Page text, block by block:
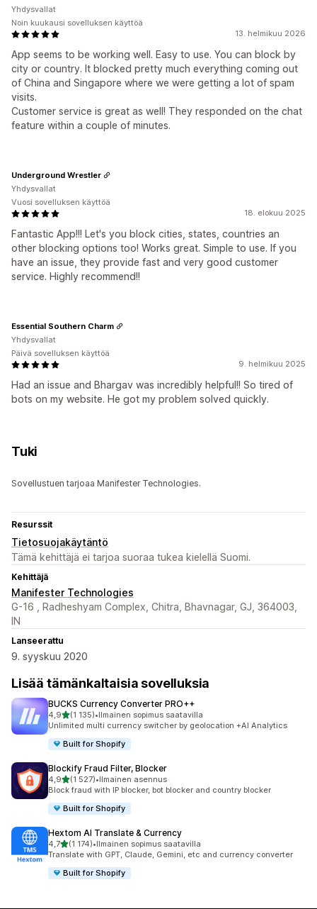
13. helmikuu 2026
App seems to be working well. Easy to use. You can block by
city or country. It blocked pretty much everything coming out
of China and Singapore where we were getting a lot of spam
visits.
Customer service is great as well! They responded on the chat
feature within a couple of minutes.
Yhdysvallat
Noin kuukausi sovelluksen käyttöä
18. elokuu 2025
Fantastic App!!! Let's you block cities, states, countries an
other blocking options too! Works great. Simple to use. If you
have an issue, they provide fast and very good customer
service. Highly recommend!!
Underground Wrestler
Yhdysvallat
Vuosi sovelluksen käyttöä
9. helmikuu 2025
Had an issue and Bhargav was incredibly helpful!! So tired of
bots on my website. He got my problem solved quickly.
Essential Southern Charm
Yhdysvallat
Päivä sovelluksen käyttöä
Tuki
Sovellustuen tarjoaa Manifester Technologies.
Resurssit
Tietosuojakäytäntö
Tämä kehittäjä ei tarjoa suoraa tukea kielellä Suomi.
Kehittäjä
Manifester Technologies
G-16 , Radheshyam Complex, Chitra, Bhavnagar, GJ, 364003,
IN
Lanseerattu
9. syyskuu 2020
Lisää tämänkaltaisia sovelluksia
BUCKS Currency Converter PRO++
4,9/ 5 tähteä
(1 135)
1135 arvostelua yhteensä
•Ilmainen sopimus saatavilla
Unlimited multi currency switcher by geolocation +AI Analytics
Built for Shopify
Blockify Fraud Filter, Blocker
4,9/ 5 tähteä
(1 527)
1527 arvostelua yhteensä
•Ilmainen asennus
Block fraud with IP blocker, bot blocker and country blocker
Built for Shopify
Hextom AI Translate & Currency
4,7/ 5 tähteä
(1 174)
1174 arvostelua yhteensä
•Ilmainen sopimus saatavilla
Translate with GPT, Claude, Gemini, etc and currency converter
Built for Shopify